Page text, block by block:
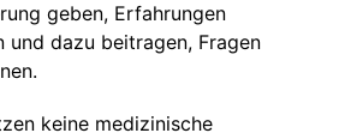
geben, Erfahrungen
und dazu beitragen, Fragen
keine medizinische